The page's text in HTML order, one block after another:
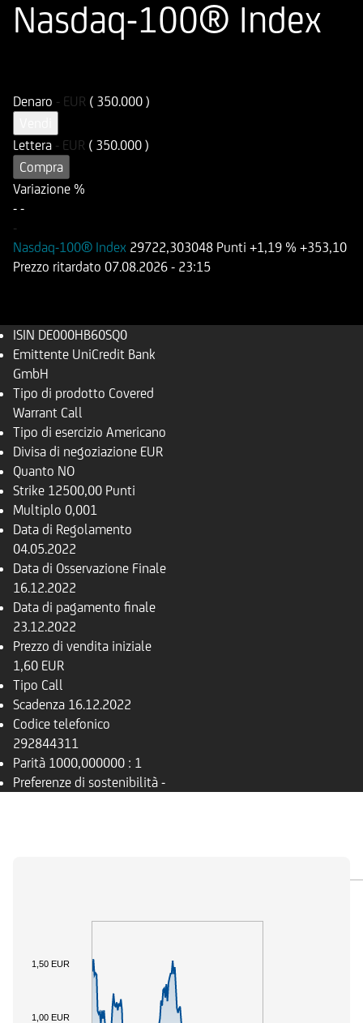
Nasdaq-100® Index
Denaro - EUR ( 350.000 )
Lettera - EUR ( 350.000 )
Compra
Variazione %
- -
-
Nasdaq-100® Index 29722,303048 Punti +1,19 % +353,10
Prezzo ritardato 07.08.2026 - 23:15
ISIN DE000HB60SQ0
Emittente UniCredit Bank
GmbH
Tipo di prodotto Covered
Warrant Call
Tipo di esercizio Americano
Divisa di negoziazione EUR
Quanto NO
Strike 12500,00 Punti
Multiplo 0,001
Data di Regolamento
04.05.2022
Data di Osservazione Finale
16.12.2022
Data di pagamento finale
23.12.2022
Prezzo di vendita iniziale
1,60 EUR
Tipo Call
Scadenza 16.12.2022
Codice telefonico
292844311
Parità 1000,000000 : 1
Preferenze di sostenibilità -
1,00 EUR
1,50 EUR